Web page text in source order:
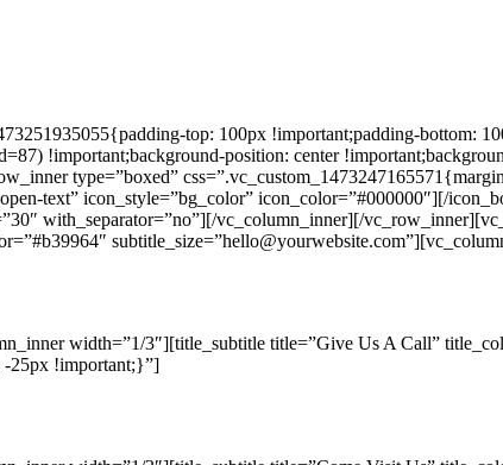
top: 100px !important;padding-bottom:
!important;background-position: center
type=”boxed”
text” icon_style=”bg_color” icon_color=”#000000″][/
with_separator=”no”][/vc_column_inner][/
width=”1/3″][title_subtitle title=”Give Us A Call”
-25px !important;}”]